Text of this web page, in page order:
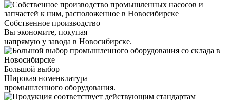
Собственное производство
Вы экономите, покупая
напрямую у завода в Новосибирске.
Большой выбор
Широкая номенклатура
промышленного оборудования.